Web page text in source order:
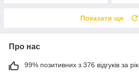
Показати ще
Про нас
99% позитивних з 376 відгуків за рік